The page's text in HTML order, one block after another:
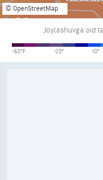
© OpenStreetMap
Joylashuvga oid
-50°F -20° 10°